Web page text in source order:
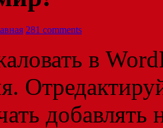
281 comments
в
добавлять